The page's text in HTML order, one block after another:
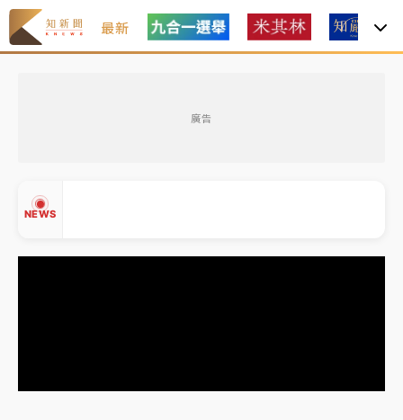
最新
廣告
NEWS
中信慈善基金會想增加董事人數！辜仲諒向法院聲請遭
駁 理由曝光
故宮《龍藏經》特展第2檔！今線上預約開賣一度塞車
雨熱區曝